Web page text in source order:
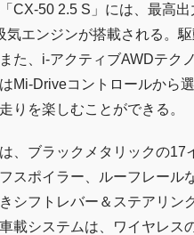
CX-50 2.5 S」には、最高
気エンジンが搭載される。
た、i-アクティブAWDテク
Mi-Driveコントロールから
りを楽しむことができる。
、ブラックメタリックの
スポイラー、ルーフレール
シフトレバー＆ステアリン
載システムは、ワイヤレ